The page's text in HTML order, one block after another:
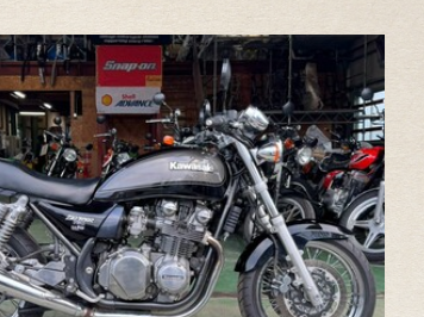
からフルレストアまで幅広く対応させて頂
お問い合わせ下さい！ 当店での整備やカ
討の方は遠慮なくお申し付け下さい！お客
て幅広く対応が可能です。グーバイクに詳
を掲載しておりますので是非ご覧くださ
グーバイクはこちらをクリッ